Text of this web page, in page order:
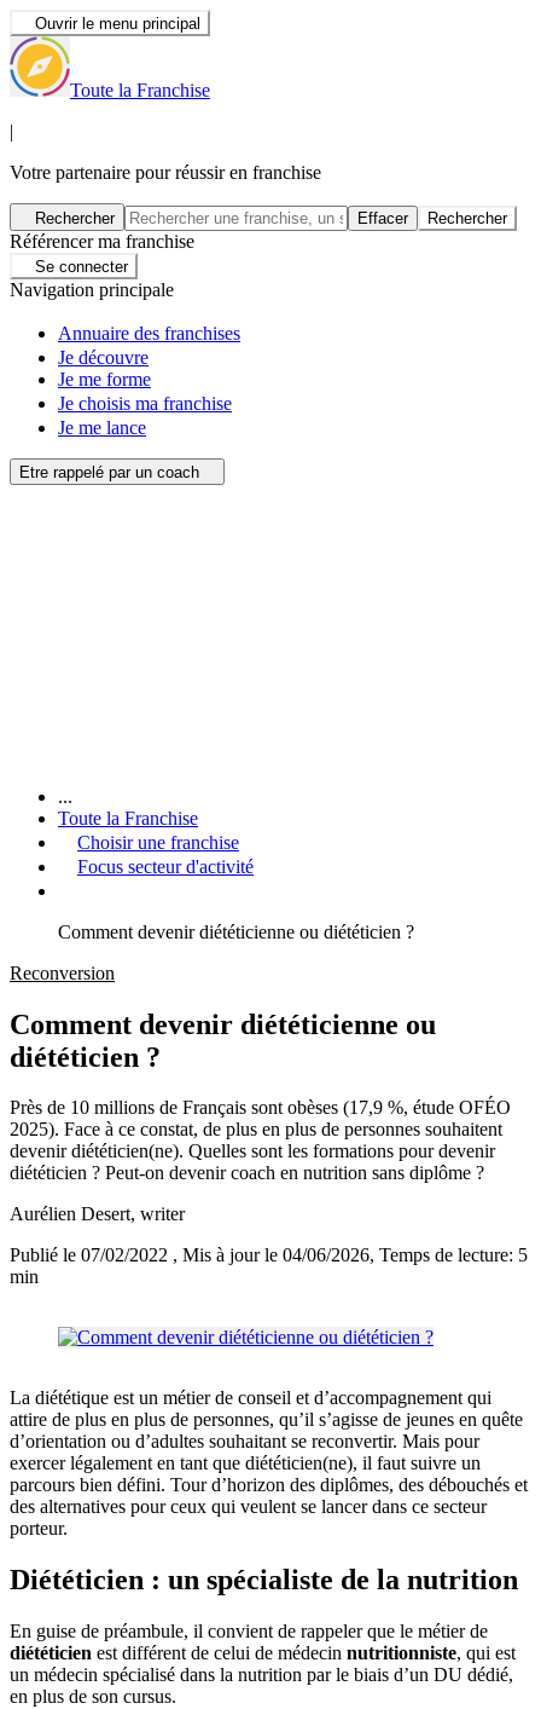
Ouvrir le menu principal
Toute la Franchise
|
Votre partenaire pour réussir en franchise
Rechercher Effacer Rechercher
Référencer ma franchise
Se connecter
Navigation principale
Annuaire des franchises
Je découvre
Je me forme
Je choisis ma franchise
Je me lance
Etre rappelé par un coach
...
Toute la Franchise
Choisir une franchise
Focus secteur d'activité
Comment devenir diététicienne ou diététicien ?
Reconversion
Comment devenir diététicienne ou
diététicien ?
Près de 10 millions de Français sont obèses (17,9 %, étude OFÉO
2025). Face à ce constat, de plus en plus de personnes souhaitent
devenir diététicien(ne). Quelles sont les formations pour devenir
diététicien ? Peut-on devenir coach en nutrition sans diplôme ?
Aurélien Desert, writer
Publié le 07/02/2022 , Mis à jour le 04/06/2026, Temps de lecture: 5
min
La diététique est un métier de conseil et d’accompagnement qui
attire de plus en plus de personnes, qu’il s’agisse de jeunes en quête
d’orientation ou d’adultes souhaitant se reconvertir. Mais pour
exercer légalement en tant que diététicien(ne), il faut suivre un
parcours bien défini. Tour d’horizon des diplômes, des débouchés et
des alternatives pour ceux qui veulent se lancer dans ce secteur
porteur.
Diététicien : un spécialiste de la nutrition
En guise de préambule, il convient de rappeler que le métier de
diététicien est différent de celui de médecin nutritionniste, qui est
un médecin spécialisé dans la nutrition par le biais d’un DU dédié,
en plus de son cursus.